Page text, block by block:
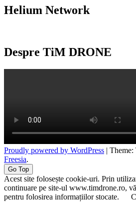
Helium Network
Despre TiM DRONE
Proudly powered by WordPress | Theme:
Freesia.
Go Top
Acest site folosește cookie-uri. Prin
continuare pe site-ul www.timdrone.ro,
pentru folosirea informațiilor stocate.